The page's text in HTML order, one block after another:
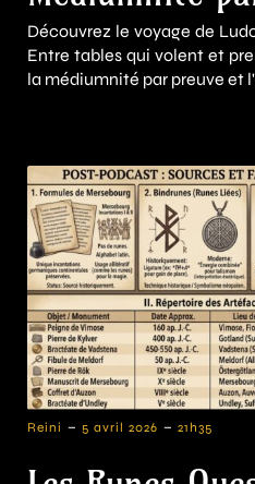
Découvrez le voyage de
Entre tables qui volent et
la médiumnité par preuve et
Reini - 5 avril 2026 - 21h35